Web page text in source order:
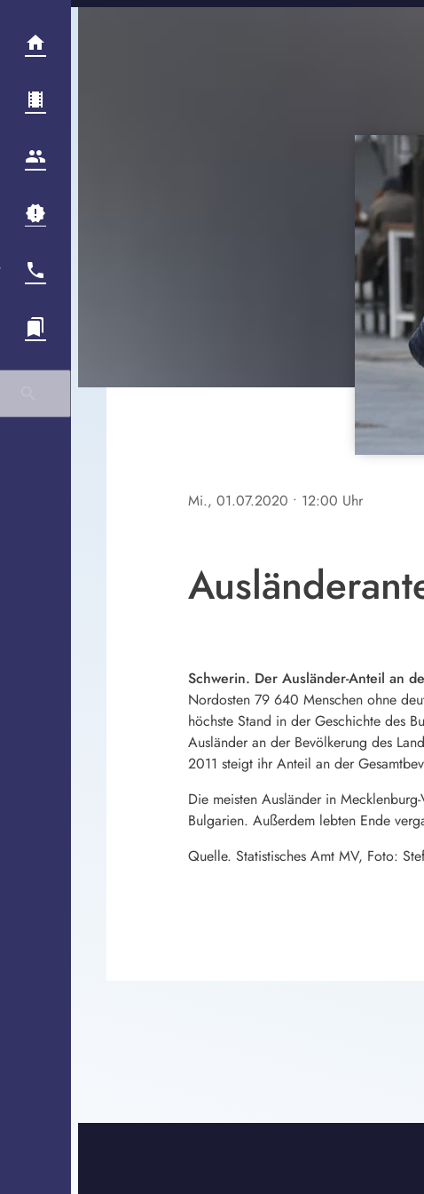
Mi., 01.07.2020 • 12:00 Uhr
Schwerin. Der Ausländer-Anteil an
Nordosten 79 640 Menschen ohne
höchste Stand in der Geschichte des
Ausländer an der Bevölkerung des
2011 steigt ihr Anteil an der
Die meisten Ausländer in
Bulgarien. Außerdem lebten Ende
Quelle. Statistisches Amt MV, Foto: